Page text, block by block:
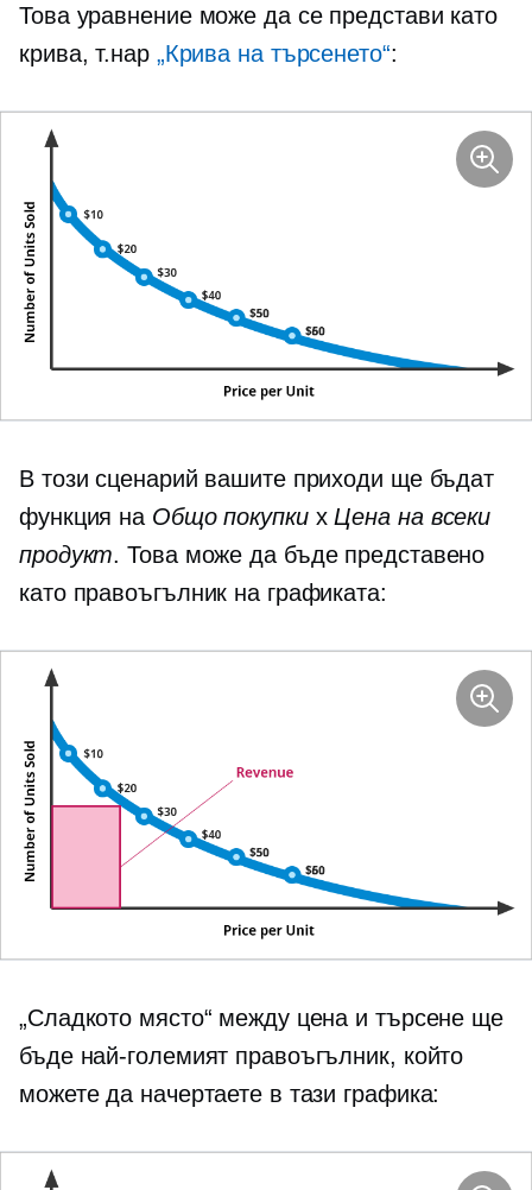
Това уравнение може да се представи като
крива, т.нар „Крива на търсенето“:
В този сценарий вашите приходи ще бъдат
функция на Общо покупки xЦена на всеки
продукт. Това може да бъде представено
като правоъгълник на графиката:
„Сладкото място“ между цена и търсене ще
бъде най-големият правоъгълник, който
можете да начертаете в тази графика: